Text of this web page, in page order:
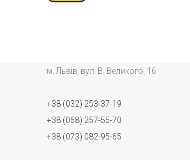
м. Львів, вул. В. Великого, 16
+38 (032) 253-37-19
+38 (068) 257-55-70
+38 (073) 082-95-65